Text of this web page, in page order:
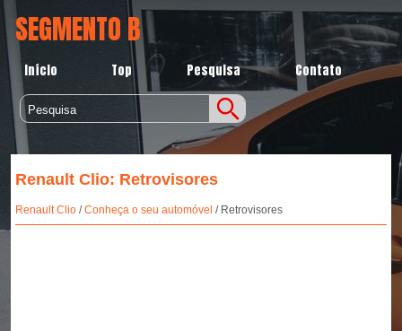
SEGMENTO B
Início Top Pesquisa Contato
Renault Clio: Retrovisores
Renault Clio/Conheça o seu automóvel / Retrovisores